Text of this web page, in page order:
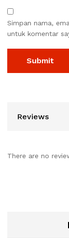
Simpan nama,
untuk komentar
Reviews
There are no